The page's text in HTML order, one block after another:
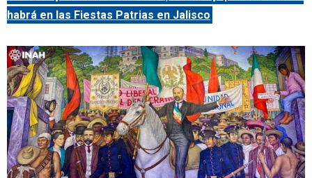
habrá en las Fiestas Patrias en Jalisco